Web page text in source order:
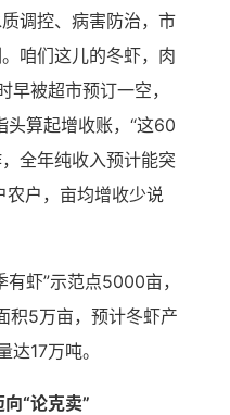
调控、病害防治，市
咱们这儿的冬虾，肉
被超市预订一空，
头算起增收账，“这60
全年纯收入预计能突
户，亩均增收少说
虾”示范点5000亩，
积5万亩，预计冬虾产
17万吨。
“论克卖”